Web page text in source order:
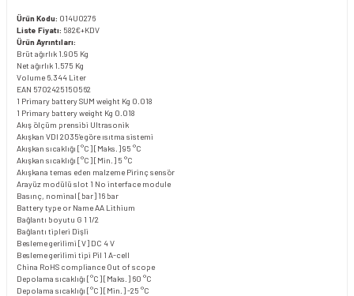
Ürün Kodu: 014U0276
Liste Fiyatı: 582€+KDV
Ürün Ayrıntıları:
Brüt ağırlık 1.905 Kg
Net ağırlık 1.575 Kg
Volume 6.344 Liter
EAN 5702425150562
1 Primary battery SUM weight Kg 0.018
1 Primary battery weight Kg 0.018
Akış ölçüm prensibi Ultrasonik
Akışkan VDI 2035’e göre ısıtma sistemi
Akışkan sıcaklığı [°C] [Maks.]95 °C
Akışkan sıcaklığı [°C] [Min.] 5 °C
Akışkana temas eden malzeme Pirinç sensör
Arayüz modülü slot 1 No interface module
Basınç, nominal [bar] 16 bar
Battery type or NameAA Lithium
Bağlantı boyutu G 1 1/2
Bağlantı tipleri Dişli
Besleme gerilimi [V] DC 4 V
Besleme gerilimi tipi Pil 1 A-cell
China RoHS compliance Out of scope
Depolama sıcaklığı [°C] [Maks.] 60 °C
Depolama sıcaklığı [°C] [Min.]-25 °C